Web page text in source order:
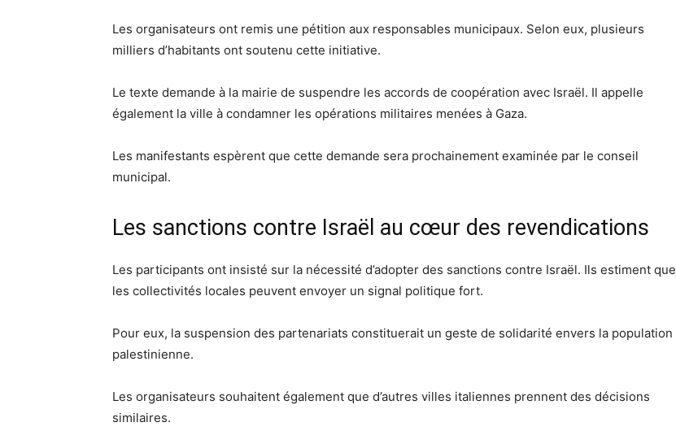
Les organisateurs ont remis une pétition aux responsables municipaux. Selon eux, plusieurs
milliers d’habitants ont soutenu cette initiative.
Le texte demande à la mairie de suspendre les accords de coopération avec Israël. Il appelle
également la ville à condamner les opérations militaires menées à Gaza.
Les manifestants espèrent que cette demande sera prochainement examinée par le conseil
municipal.
Les sanctions contre Israël au cœur des revendications
Les participants ont insisté sur la nécessité d’adopter des sanctions contre Israël. Ils estiment que
les collectivités locales peuvent envoyer un signal politique fort.
Pour eux, la suspension des partenariats constituerait un geste de solidarité envers la population
palestinienne.
Les organisateurs souhaitent également que d’autres villes italiennes prennent des décisions
similaires.